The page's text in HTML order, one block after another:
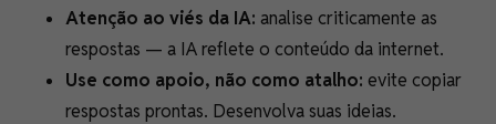
Atenção ao viés da IA: analise criticamente as
respostas — a IA reflete o conteúdo da internet.
Use como apoio, não como atalho: evite copiar
respostas prontas. Desenvolva suas ideias.